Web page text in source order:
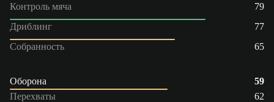
Контроль мяча
79
Дриблинг
77
Собранность
65
Оборона
59
Перехваты
62